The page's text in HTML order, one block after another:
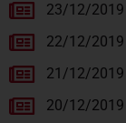
23/12/2019
22/12/2019
21/12/2019
20/12/2019